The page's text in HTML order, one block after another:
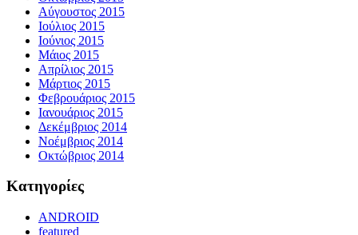
Αύγουστος 2015
Ιούλιος 2015
Ιούνιος 2015
Μάιος 2015
Απρίλιος 2015
Μάρτιος 2015
Φεβρουάριος 2015
Ιανουάριος 2015
Δεκέμβριος 2014
Νοέμβριος 2014
Οκτώβριος 2014
Kατηγορίες
ANDROID
featured